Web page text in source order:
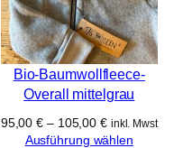
Bio-Baumwollfleece-
Overall mittelgrau
95,00€ – 105,00€ inkl. Mwst
Ausführung wählen